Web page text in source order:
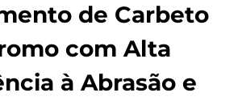
de Carbeto
com Alta
à Abrasão e